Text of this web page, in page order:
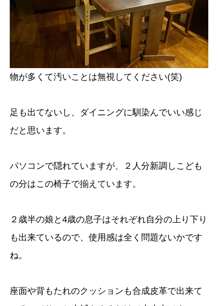
物が多くて汚いことは無視してください(笑)
足も出てないし、ダイニングに馴染んでいい感じ
だと思います。
パソコンで隠れていますが、２人分新調しこども
の分はこの椅子で揃えています。
２歳半の娘と4歳の息子はそれぞれ自分の上り下り
も出来ているので、使用感は全く問題ないかです
ね。
座面や背もたれのクッションも合成皮革で出来て